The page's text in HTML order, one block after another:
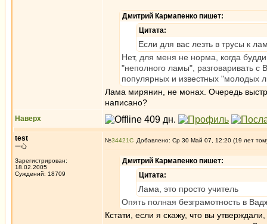
Дмитрий Кармапенко пишет:
Цитата:
Если для вас лезть в трусы к
Нет, для меня не норма, когда
"неполного ламы", разговаривать с
популярных и известных "молодых
Лама мирянин, не монах. Очередь
написано?
Наверх
test
一心
Зарегистрирован:
18.02.2005
Суждений: 18709
№34421 Добавлено: Ср 30 Май 07, 12:20 (19 лет
Дмитрий Кармапенко пишет:
Цитата:
Лама, это просто учитель
Опять полная безграмотность в
Кстати, если я скажу, что вы